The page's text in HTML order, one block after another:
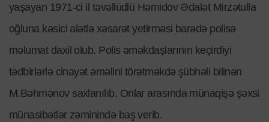
yaşayan 1971-ci il təvəllüdlü Həmidov Ədalət Mirzətulla
oğluna kəsici alətlə xəsarət yetirməsi barədə polisə
məlumat daxil olub. Polis əməkdaşlarının keçirdiyi
tədbirlərlə cinayət əməlini törətməkdə şübhəli bilinən
M.Bəhmənov saxlanılıb. Onlar arasında münaqişə şəxsi
münasibətlər zəminində baş verib.